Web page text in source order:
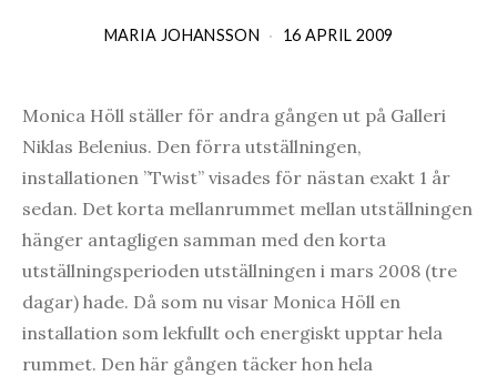
MARIA JOHANSSON 16 APRIL 2009
Monica Höll ställer för andra gången ut på Galleri
Niklas Belenius. Den förra utställningen,
installationen ”Twist” visades för nästan exakt 1 år
sedan. Det korta mellanrummet mellan utställningen
hänger antagligen samman med den korta
utställningsperioden utställningen i mars 2008 (tre
dagar) hade. Då som nu visar Monica Höll en
installation som lekfullt och energiskt upptar hela
rummet. Den här gången täcker hon hela